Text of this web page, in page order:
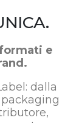
e
dalla